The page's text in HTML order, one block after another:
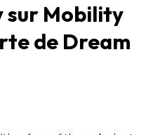
sur Mobility
de Dream